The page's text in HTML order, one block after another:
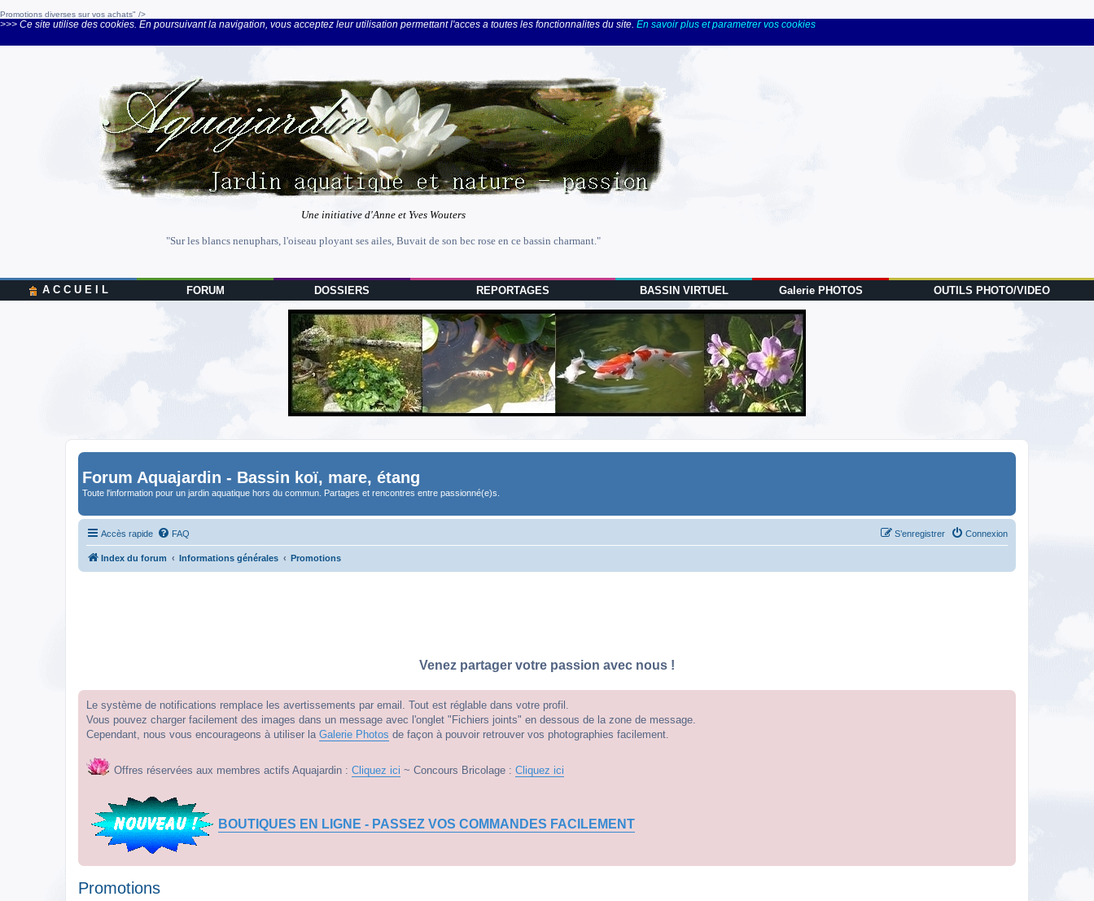
Promotions diverses sur vos achats" />
>>> Ce site utilise des cookies. En poursuivant la navigation, vous acceptez leur utilisation permettant l'acces a toutes les fonctionnalites du site. En savoir plus et parametrer vos cookies
Une initiative d'Anne et Yves Wouters
"Sur les blancs nenuphars, l'oiseau ployant ses ailes, Buvait de son bec rose en ce bassin charmant."
A C C U E I L FORUM DOSSIERS REPORTAGES BASSIN VIRTUEL Galerie PHOTOS OUTILS PHOTO/VIDEO
Forum Aquajardin - Bassin koï, mare, étang
Toute l'information pour un jardin aquatique hors du commun. Partages et rencontres entre passionné(e)s.
Accès rapide FAQ Connexion
S’enregistrer
Index du forum Informations générales Promotions
Venez partager votre passion avec nous !
Le système de notifications remplace les avertissements par email. Tout est réglable dans votre profil.
Vous pouvez charger facilement des images dans un message avec l'onglet "Fichiers joints" en dessous de la zone de message.
Cependant, nous vous encourageons à utiliser la Galerie Photos de façon à pouvoir retrouver vos photographies facilement.
Offres réservées aux membres actifs Aquajardin : Cliquez ici ~ Concours Bricolage : Cliquez ici
BOUTIQUES EN LIGNE - PASSEZ VOS COMMANDES FACILEMENT
Promotions